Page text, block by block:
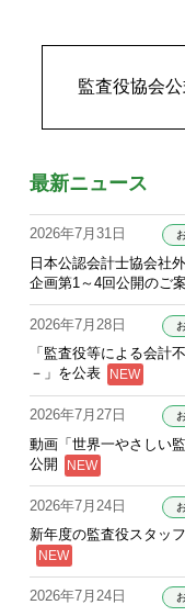
監査役協会
最新ニュース
2026年7月31日
日本公認会計士協会社
企画第1～4回公開のご
2026年7月28日
「監査役等による会計
－」を公表
2026年7月27日
動画「世界一やさしい
公開
2026年7月24日
新年度の監査役スタッ
2026年7月24日